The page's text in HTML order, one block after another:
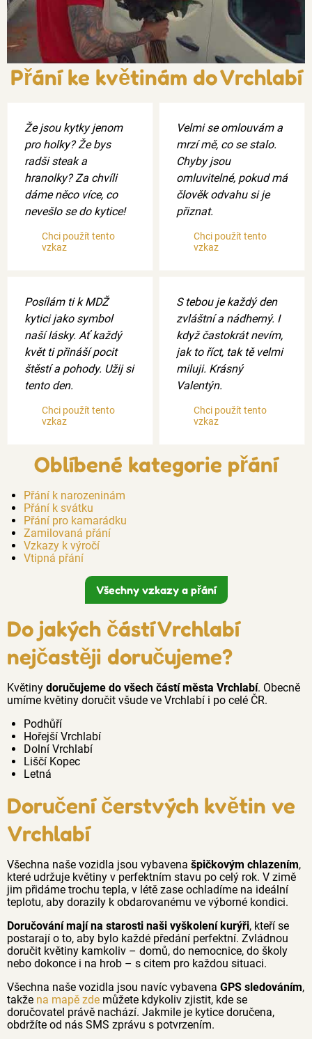
Přání ke květinám do Vrchlabí
Že jsou kytky jenom
pro holky? Že bys
radši steak a
hranolky? Za chvíli
dáme něco více, co
nevešlo se do kytice!
Chci použít tento
vzkaz
Velmi se omlouvám a
mrzí mě, co se stalo.
Chyby jsou
omluvitelné, pokud má
člověk odvahu si je
přiznat.
Chci použít tento
vzkaz
Posílám ti k MDŽ
kytici jako symbol
naší lásky. Ať každý
květ ti přináší pocit
štěstí a pohody. Užij si
tento den.
Chci použít tento
vzkaz
S tebou je každý den
zvláštní a nádherný. I
když častokrát nevím,
jak to říct, tak tě velmi
miluji. Krásný
Valentýn.
Chci použít tento
vzkaz
Oblíbené kategorie přání
Přání k narozeninám
Přání k svátku
Přání pro kamarádku
Zamilovaná přání
Vzkazy k výročí
Vtipná přání
Všechny vzkazy a přání
Do jakých částí Vrchlabí
nejčastěji doručujeme?
Květiny doručujeme do všech částí města Vrchlabí. Obecně
umíme květiny doručit všude ve Vrchlabí i po celé ČR.
Podhůří
Hořejší Vrchlabí
Dolní Vrchlabí
Liščí Kopec
Letná
Doručení čerstvých květin ve
Vrchlabí
Všechna naše vozidla jsou vybavena špičkovým chlazením,
které udržuje květiny v perfektním stavu po celý rok. V zimě
jim přidáme trochu tepla, v létě zase ochladíme na ideální
teplotu, aby dorazily k obdarovanému ve výborné kondici.
Doručování mají na starosti naši vyškolení kurýři, kteří se
postarají o to, aby bylo každé předání perfektní. Zvládnou
doručit květiny kamkoliv – domů, do nemocnice, do školy
nebo dokonce i na hrob – s citem pro každou situaci.
Všechna naše vozidla jsou navíc vybavena GPS sledováním,
takže na mapě zde můžete kdykoliv zjistit, kde se
doručovatel právě nachází. Jakmile je kytice doručena,
obdržíte od nás SMS zprávu s potvrzením.